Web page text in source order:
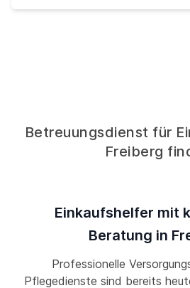
Betreuungsdienst für
Freiberg
Einkaufshelfer mit
Beratung in
Professionelle
Pflegedienste sind bereits